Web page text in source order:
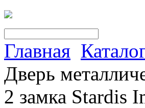
Главная
Дверь
2 замка Stardis